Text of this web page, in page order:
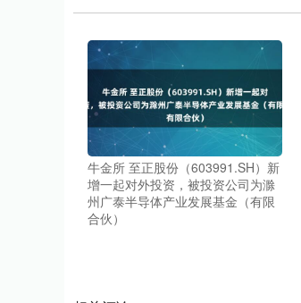
牛金所 至正股份（603991.SH）新
增一起对外投资，被投资公司为滁
州广泰半导体产业发展基金（有限
合伙）